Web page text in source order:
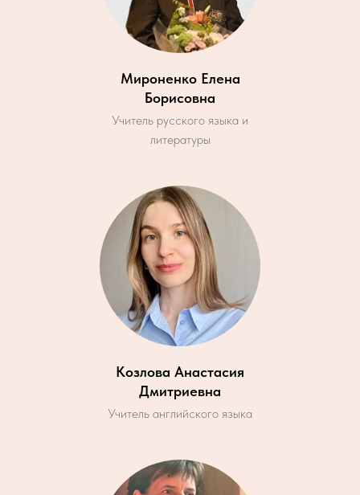
Мироненко Елена
Борисовна
Учитель русского языка и
литературы
Козлова Анастасия
Дмитриевна
Учитель английского языка